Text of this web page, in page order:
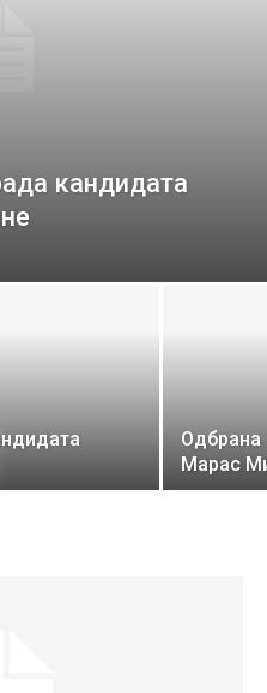
кандидата
Одбрана
Марас